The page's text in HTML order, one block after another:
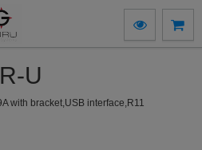
U
with bracket,USB interface,R11